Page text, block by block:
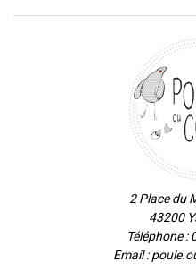
2 Place du
43200
Téléphone :
Email :